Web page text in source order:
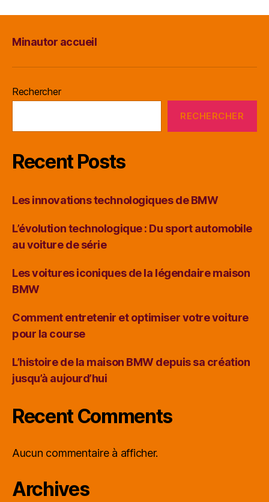
Minautor accueil
Rechercher
RECHERCHER
Recent Posts
Les innovations technologiques de BMW
L’évolution technologique : Du sport automobile
au voiture de série
Les voitures iconiques de la légendaire maison
BMW
Comment entretenir et optimiser votre voiture
pour la course
L’histoire de la maison BMW depuis sa création
jusqu’à aujourd’hui
Recent Comments
Aucun commentaire à afficher.
Archives